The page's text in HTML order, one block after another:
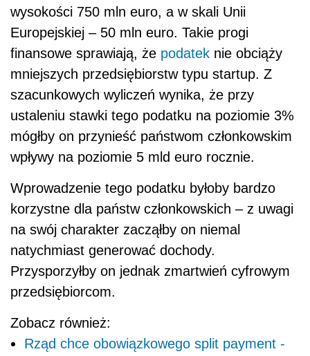
wysokości 750 mln euro, a w skali Unii
Europejskiej – 50 mln euro. Takie progi
finansowe sprawiają, że podatek nie obciąży
mniejszych przedsiębiorstw typu startup. Z
szacunkowych wyliczeń wynika, że przy
ustaleniu stawki tego podatku na poziomie 3%
mógłby on przynieść państwom członkowskim
wpływy na poziomie 5 mld euro rocznie.
Wprowadzenie tego podatku byłoby bardzo
korzystne dla państw członkowskich – z uwagi
na swój charakter zacząłby on niemal
natychmiast generować dochody.
Przysporzyłby on jednak zmartwień cyfrowym
przedsiębiorcom.
Zobacz również:
Rząd chce obowiązkowego split payment -